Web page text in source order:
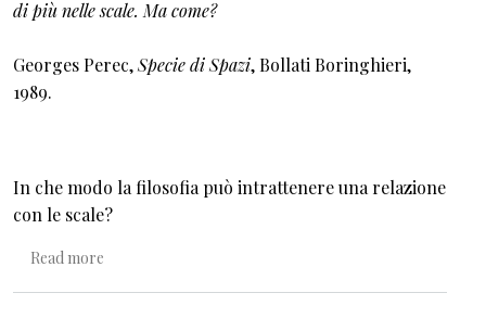
di più nelle scale. Ma come?
Georges Perec,Specie di Spazi, Bollati Boringhieri,
1989.
In che modo la filosofia può intrattenere una relazione
con le scale?
Read more